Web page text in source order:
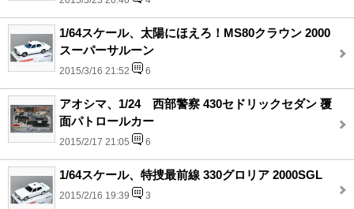
1/64スケール、太陽にほえろ！MS80クラウン 2000
スーパーサルーン
2015/3/16 21:52 6
アオシマ、1/24 西部警察 430セドリックセダン 覆
面パトロールカー
2015/2/17 21:05 6
1/64スケール、特捜最前線 330グロリア 2000SGL
2015/2/16 19:39 3